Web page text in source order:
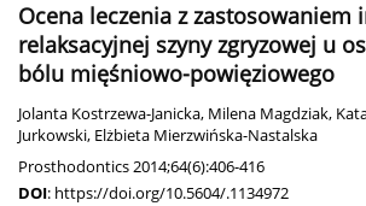
Ocena leczenia z zastosowaniem
relaksacyjnej szyny zgryzowej u
bólu mięśniowo-powięziowego
Jolanta Kostrzewa-Janicka, Milena Magdziak,
Jurkowski, Elżbieta Mierzwińska-Nastalska
Prosthodontics 2014;64(6):406-416
DOI: https://doi.org/10.5604/.1134972